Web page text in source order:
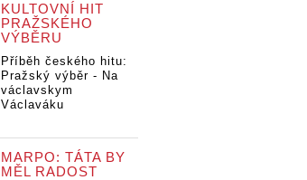
KULTOVNÍ HIT
PRAŽSKÉHO
VÝBĚRU
Příběh českého hitu:
Pražský výběr - Na
václavskym
Václaváku
MARPO: TÁTA BY
MĚL RADOST